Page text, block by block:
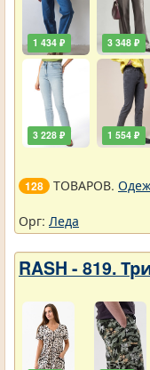
1 434 ₽
3 228 ₽
3 348 ₽
1 554 ₽
128 ТОВАРОВ.
Орг: Леда
RASH - 819.